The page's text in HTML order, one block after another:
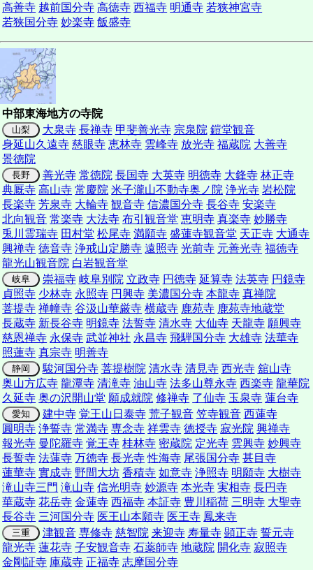
高善寺 越前国分寺 高徳寺 西福寺 明通寺 若狭神宮寺
若狭国分寺 妙楽寺 飯盛寺
中部東海地方の寺院
山梨 大泉寺 長禅寺 甲斐善光寺 宗泉院 鎧堂観音
身延山久遠寺 慈眼寺 恵林寺 雲峰寺 放光寺 福蔵院 大善寺
景徳院
長野 善光寺 常徳院 長国寺 大英寺 明徳寺 大鋒寺 林正寺
典厩寺 高山寺 常慶院 米子瀧山不動寺奥ノ院 浄光寺 岩松院
長楽寺 芳泉寺 大輪寺 観音寺 信濃国分寺 長谷寺 安楽寺
北向観音 常楽寺 大法寺 布引観音堂 恵明寺 真楽寺 妙勝寺
兎川霊瑞寺 田村堂 松尾寺 満願寺 盛蓮寺観音堂 天正寺 大通寺
興禅寺 徳音寺 浄戒山定勝寺 遠照寺 光前寺 元善光寺 福徳寺
龍光山観音院 白岩観音堂
岐阜 崇福寺 岐阜別院 立政寺 円徳寺 延算寺 法英寺 円鏡寺
貞照寺 少林寺 永照寺 円興寺 美濃国分寺 本龍寺 真禅院
菩提寺 禅幢寺 谷汲山華厳寺 横蔵寺 鹿苑寺 鹿苑寺地蔵堂
長蔵寺 新長谷寺 明鏡寺 法誓寺 清水寺 大仙寺 天龍寺 願興寺
慈恩禅寺 永保寺 武並神社 永昌寺 飛騨国分寺 大雄寺 法華寺
照蓮寺 真宗寺 明善寺
静岡 駿河国分寺 菩提樹院 清水寺 清見寺 西光寺 舘山寺
奥山方広寺 龍潭寺 清滝寺 油山寺 法多山尊永寺 西楽寺 龍華院
久延寺 奥の沢開山堂 願成就院 修禅寺 了仙寺 玉泉寺 蓮台寺
愛知 建中寺 覚王山日泰寺 荒子観音 笠寺観音 西蓮寺
圓明寺 浄誓寺 常満寺 専念寺 祥雲寺 徳授寺 寂光院 興禅寺
報光寺 曼陀羅寺 覚王寺 桂林寺 密蔵院 定光寺 雲興寺 妙興寺
長誓寺 法蓮寺 万徳寺 長光寺 性海寺 尾張国分寺 甚目寺
蓮華寺 實成寺 野間大坊 香積寺 如意寺 浄照寺 明願寺 大樹寺
滝山寺三門 滝山寺 信光明寺 妙源寺 本光寺 実相寺 長円寺
華蔵寺 花岳寺 金蓮寺 西福寺 本証寺 豊川稲荷 三明寺 大聖寺
長谷寺 三河国分寺 医王山本願寺 医王寺 鳳来寺
三重 津観音 専修寺 慈智院 来迎寺 寿量寺 顕正寺 誓元寺
龍光寺 蓮花寺 子安観音寺 石薬師寺 地蔵院 開化寺 寂照寺
金剛証寺 庫蔵寺 正福寺 志摩国分寺